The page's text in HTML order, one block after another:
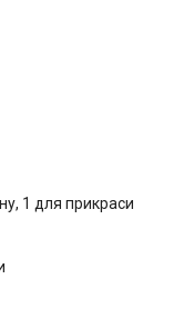
1 для прикраси